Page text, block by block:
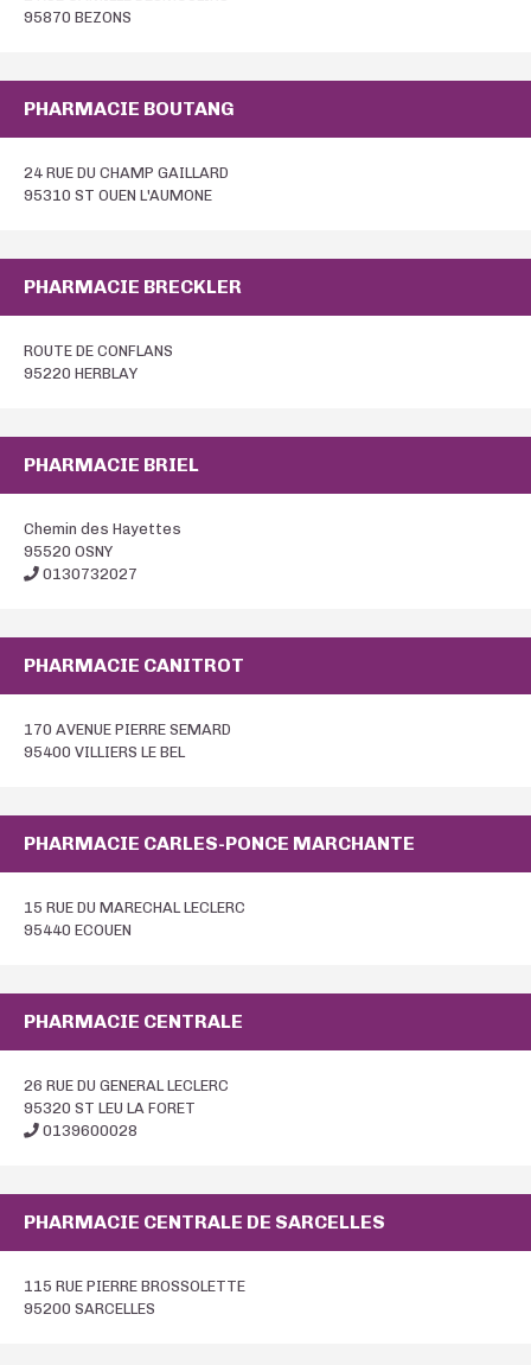
95870 BEZONS
PHARMACIE BOUTANG
24 RUE DU CHAMP GAILLARD
95310 ST OUEN L'AUMONE
PHARMACIE BRECKLER
ROUTE DE CONFLANS
95220 HERBLAY
PHARMACIE BRIEL
Chemin des Hayettes
95520 OSNY
0130732027
PHARMACIE CANITROT
170 AVENUE PIERRE SEMARD
95400 VILLIERS LE BEL
PHARMACIE CARLES-PONCE MARCHANTE
15 RUE DU MARECHAL LECLERC
95440 ECOUEN
PHARMACIE CENTRALE
26 RUE DU GENERAL LECLERC
95320 ST LEU LA FORET
0139600028
PHARMACIE CENTRALE DE SARCELLES
115 RUE PIERRE BROSSOLETTE
95200 SARCELLES